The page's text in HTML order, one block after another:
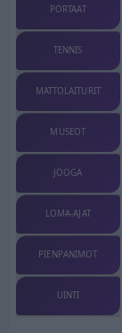
PORTAAT
TENNIS
MATTOLAITURIT
MUSEOT
JOOGA
LOMA-AJAT
PIENPANIMOT
UINTI